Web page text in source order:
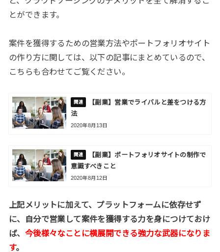
とができます。
案件を獲得するための営業方法やポートフォリオサイト
の作り方に関しては、以下の記事にまとめているので、
こちらも合わせてご覧ください。
【副業】営業でライバルと差をつける方
法
2020年8月13日
【副業】ポートフォリオサイトの制作で
意識すべきこと
2020年8月12日
上記メリットに加えて、プラットフォームに依存せず
に、自分で営業して案件を獲得する力を身につけておけ
ば、 今後様々なことに横展開できる強力な武器になりま
す。